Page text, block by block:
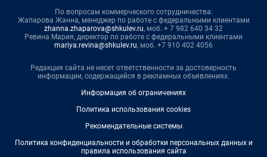
По вопросам коммерческого сотрудничества:
Жапарова Жанна, менеджер по работе с федеральными клиентами
zhanna.zhaparova@shkulev.ru, моб. + 7 982 640 34 32
Ревина Мария, директор по работе с федеральными клиентами
mariya.revina@shkulev.ru, моб. +7 910 402 4056
Редакция сайта не несет ответственности за достоверность
информации, содержащейся в рекламных объявлениях.
Информация об ограничениях
Политика использования cookies
Рекомендательные системы
Политика конфиденциальности и обработки персональных данных и
правила использования сайта